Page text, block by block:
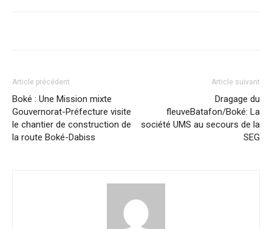
Article précédent
Boké : Une Mission mixte
Gouvernorat-Préfecture visite
le chantier de construction de
la route Boké-Dabiss
Article suivant
Dragage du
fleuveBatafon/Boké: La
société UMS au secours de la
SEG